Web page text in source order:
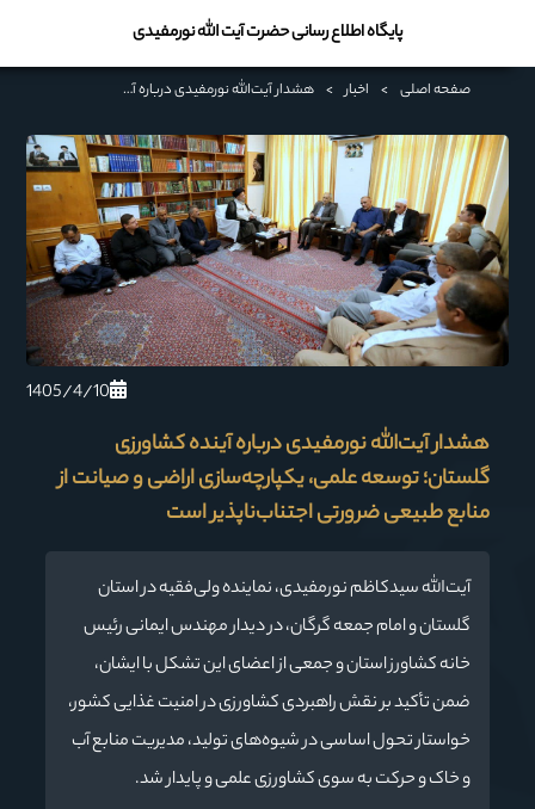
پایگاه اطلاع رسانی حضرت آیت الله نورمفیدی
صفحه اصلی > اخبار > هشدار آیت‌الله نورمفیدی درباره آینده کشاورزی گلستان؛ توسعه علمی، یکپارچه‌سازی اراضی و صیانت از منابع طبیعی ضرورتی اجتناب‌ناپذیر است
1405/4/10
هشدار آیت‌الله نورمفیدی درباره آینده کشاورزی
گلستان؛ توسعه علمی، یکپارچه‌سازی اراضی و صیانت از
منابع طبیعی ضرورتی اجتناب‌ناپذیر است
آیت‌الله سیدکاظم نورمفیدی، نماینده ولی‌فقیه در استان
گلستان و امام جمعه گرگان، در دیدار مهندس ایمانی رئیس
خانه کشاورز استان و جمعی از اعضای این تشکل با ایشان،
ضمن تأکید بر نقش راهبردی کشاورزی در امنیت غذایی کشور،
خواستار تحول اساسی در شیوه‌های تولید، مدیریت منابع آب
و خاک و حرکت به سوی کشاورزی علمی و پایدار شد.